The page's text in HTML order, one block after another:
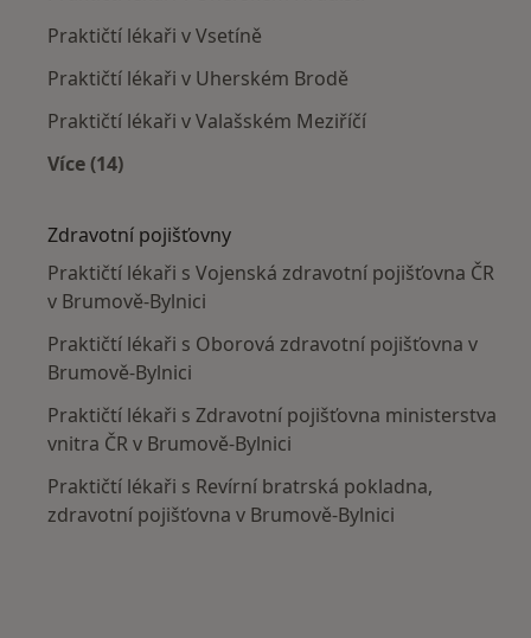
Praktičtí lékaři v Vsetíně
Praktičtí lékaři v Uherském Brodě
Praktičtí lékaři v Valašském Meziříčí
Více (14)
Zdravotní pojišťovny
Praktičtí lékaři s Vojenská zdravotní pojišťovna ČR
v Brumově-Bylnici
Praktičtí lékaři s Oborová zdravotní pojišťovna v
Brumově-Bylnici
Praktičtí lékaři s Zdravotní pojišťovna ministerstva
vnitra ČR v Brumově-Bylnici
Praktičtí lékaři s Revírní bratrská pokladna,
zdravotní pojišťovna v Brumově-Bylnici